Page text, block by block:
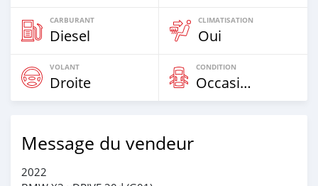
CARBURANT
Diesel
CLIMATISATION
Oui
VOLANT
Droite
CONDITION
Occasion
Message du vendeur
2022